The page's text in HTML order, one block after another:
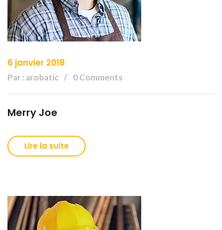
6 janvier 2018
Par : arobatic 0 Comments
Merry Joe
Lire la suite